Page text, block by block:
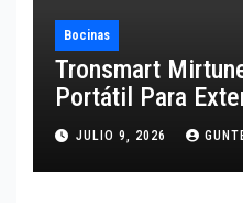
Bocinas
Tronsmart
Portátil Para
JULIO 9, 2026